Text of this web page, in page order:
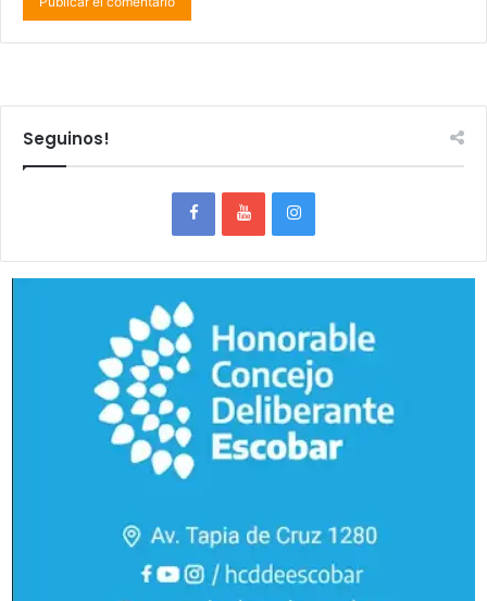
Seguinos!